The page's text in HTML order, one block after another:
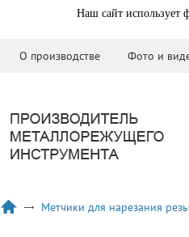
Наш сайт использует
О производстве Фото и
Метчики для нарезания